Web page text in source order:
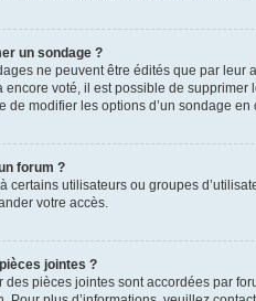
un sondage ?
ne peuvent être édités que par
encore voté, il est possible de
de modifier les options d’un sondage en
forum ?
certains utilisateurs ou groupes
votre accès.
jointes ?
des pièces jointes sont accordées par